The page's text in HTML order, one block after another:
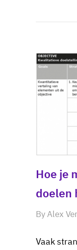
Hoe je
doelen
ByAlex
Vaak